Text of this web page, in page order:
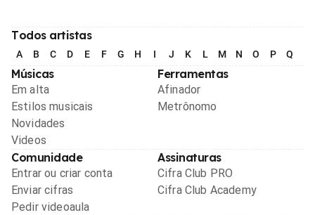
Todos artistas
A B C D E F G H I J K L M N O P Q
Músicas
Em alta
Estilos musicais
Novidades
Videos
Ferramentas
Afinador
Metrônomo
Comunidade
Entrar ou criar conta
Enviar cifras
Pedir videoaula
Assinaturas
Cifra Club PRO
Cifra Club Academy